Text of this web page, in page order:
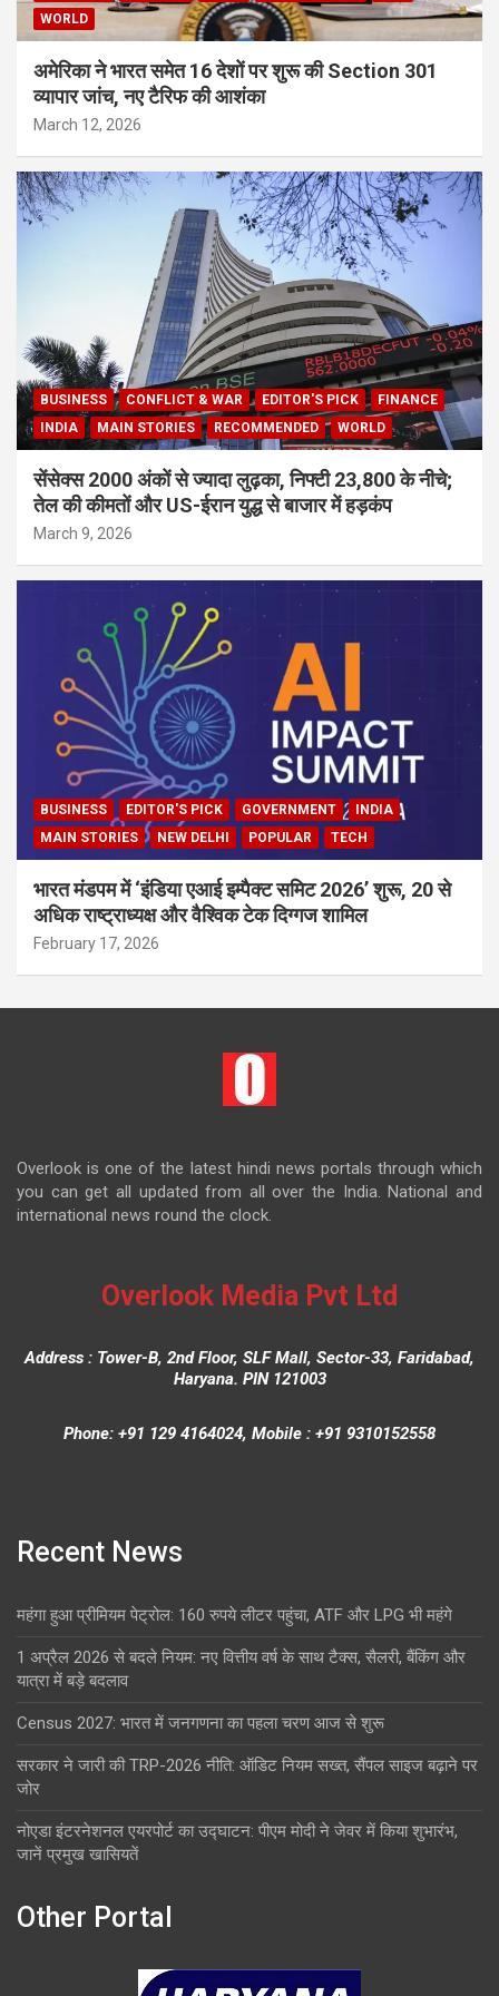
WORLD
अमेरिका ने भारत समेत 16 देशों पर शुरू की Section 301
व्यापार जांच, नए टैरिफ की आशंका
March 12, 2026
BUSINESS CONFLICT & WAR EDITOR'S PICK
FINANCE
INDIA
MAIN STORIES RECOMMENDED WORLD
सेंसेक्स 2000 अंकों से ज्यादा लुढ़का, निफ्टी 23,800 के नीचे;
तेल की कीमतों और US-ईरान युद्ध से बाजार में हड़कंप
March 9, 2026
BUSINESS EDITOR'S PICK GOVERNMENT
INDIA
MAIN STORIES
NEW DELHI POPULAR TECH
भारत मंडपम में ‘इंडिया एआई इम्पैक्ट समिट 2026’ शुरू, 20 से
अधिक राष्ट्राध्यक्ष और वैश्विक टेक दिग्गज शामिल
February 17, 2026
Overlook is one of the latest hindi news portals through which
you can get all updated from all over the India. National and
international news round the clock.
Overlook Media Pvt Ltd
Address : Tower-B, 2nd Floor, SLF Mall, Sector-33, Faridabad,
Haryana. PIN 121003
Phone: +91 129 4164024, Mobile : +91 9310152558
Recent News
महंगा हुआ प्रीमियम पेट्रोल: 160 रुपये लीटर पहुंचा, ATF और LPG भी महंगे
1 अप्रैल 2026 से बदले नियम: नए वित्तीय वर्ष के साथ टैक्स, सैलरी, बैंकिंग और
यात्रा में बड़े बदलाव
Census 2027: भारत में जनगणना का पहला चरण आज से शुरू
सरकार ने जारी की TRP-2026 नीति: ऑडिट नियम सख्त, सैंपल साइज बढ़ाने पर
जोर
नोएडा इंटरनेशनल एयरपोर्ट का उद्घाटन: पीएम मोदी ने जेवर में किया शुभारंभ,
जानें प्रमुख खासियतें
Other Portal